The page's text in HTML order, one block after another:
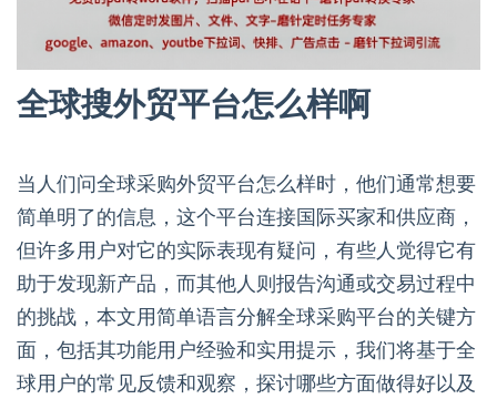
全球搜外贸平台怎么样啊
当人们问全球采购外贸平台怎么样时，他们通常想要
简单明了的信息，这个平台连接国际买家和供应商，
但许多用户对它的实际表现有疑问，有些人觉得它有
助于发现新产品，而其他人则报告沟通或交易过程中
的挑战，本文用简单语言分解全球采购平台的关键方
面，包括其功能用户经验和实用提示，我们将基于全
球用户的常见反馈和观察，探讨哪些方面做得好以及